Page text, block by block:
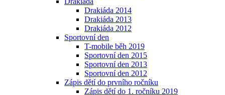
Drakiáda 2014
Drakiáda 2013
Drakiáda 2012
Sportovní den
T-mobile běh 2019
Sportovní den 2015
Sportovní den 2013
Sportovní den 2012
Zápis dětí do prvního ročníku
Zápis dětí do 1. ročníku 2019